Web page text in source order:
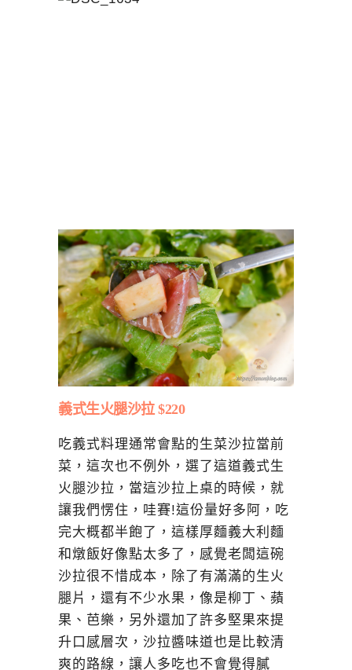
義式生火腿沙拉 $220
吃義式料理通常會點的生菜沙拉當前
菜，這次也不例外，選了這道義式生
火腿沙拉，當這沙拉上桌的時候，就
讓我們愣住，哇賽!這份量好多阿，吃
完大概都半飽了，這樣厚麵義大利麵
和燉飯好像點太多了，感覺老闆這碗
沙拉很不惜成本，除了有滿滿的生火
腿片，還有不少水果，像是柳丁、蘋
果、芭樂，另外還加了許多堅果來提
升口感層次，沙拉醬味道也是比較清
爽的路線，讓人多吃也不會覺得膩